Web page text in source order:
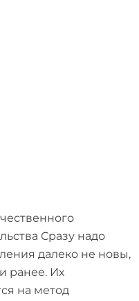
Сразу надо
далеко не новы,
ранее. Их
на метод